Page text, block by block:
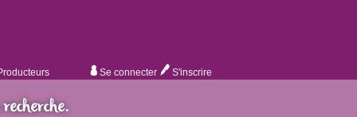
Se connecter S'inscrire